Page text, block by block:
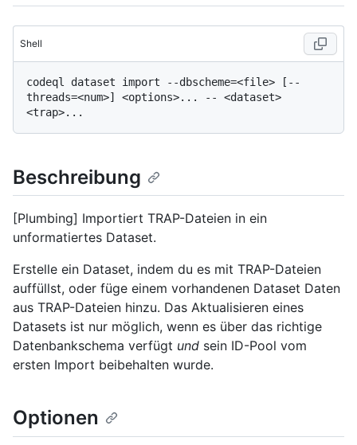
Shell
codeql dataset import --dbscheme=<file> [--
threads=<num>] <options>... -- <dataset>
Beschreibung
[Plumbing] Importiert TRAP-Dateien in ein
unformatiertes Dataset.
Erstelle ein Dataset, indem du es mit TRAP-Dateien
auffüllst, oder füge einem vorhandenen Dataset Daten
aus TRAP-Dateien hinzu. Das Aktualisieren eines
Datasets ist nur möglich, wenn es über das richtige
Datenbankschema verfügt und sein ID-Pool vom
ersten Import beibehalten wurde.
Optionen